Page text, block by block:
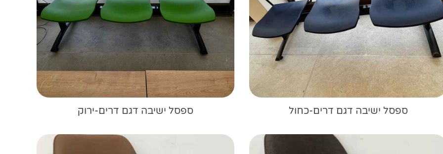
ספסל ישיבה דגם דרים-כחול ספסל ישיבה דגם דרים-ירוק